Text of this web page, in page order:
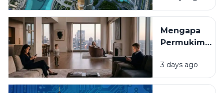
Kota-Kota
Membangun
ke Atas?
Mengapa
Permukiman
Terus
Berubah
3 days ago